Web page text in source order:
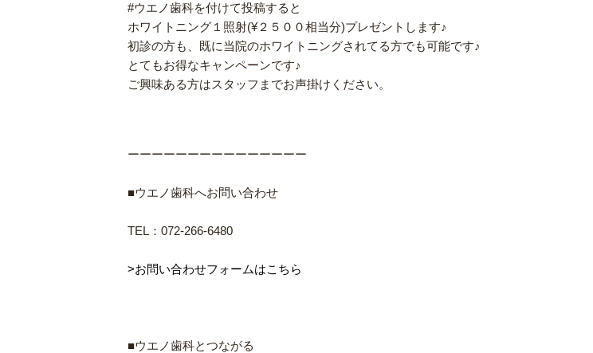
#ウエノ歯科を付けて投稿すると
ホワイトニング１照射(¥２５００相当分)プレゼントします♪
初診の方も、既に当院のホワイトニングされてる方でも可能です♪
とてもお得なキャンペーンです♪
ご興味ある方はスタッフまでお声掛けください。
ーーーーーーーーーーーーーーー
■ウエノ歯科へお問い合わせ
TEL：072-266-6480
>お問い合わせフォームはこちら
■ウエノ歯科とつながる